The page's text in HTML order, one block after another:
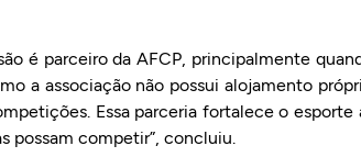
é parceiro da AFCP, principalmente
a associação não possui alojamento
Essa parceria fortalece o
possam competir”, concluiu.